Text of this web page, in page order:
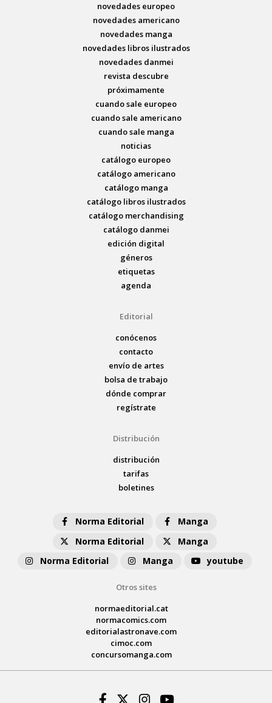
novedades europeo
novedades americano
novedades manga
novedades libros ilustrados
novedades danmei
revista descubre
próximamente
cuando sale europeo
cuando sale americano
cuando sale manga
noticias
catálogo europeo
catálogo americano
catálogo manga
catálogo libros ilustrados
catálogo merchandising
catálogo danmei
edición digital
géneros
etiquetas
agenda
Editorial
conócenos
contacto
envío de artes
bolsa de trabajo
dónde comprar
regístrate
Distribución
distribución
tarifas
boletines
Norma Editorial
Manga
Norma Editorial
Manga
Norma Editorial
Manga youtube
Otros sites
normaeditorial.cat
normacomics.com
editorialastronave.com
cimoc.com
concursomanga.com
Facebook
Twitter
Instagram
Youtube